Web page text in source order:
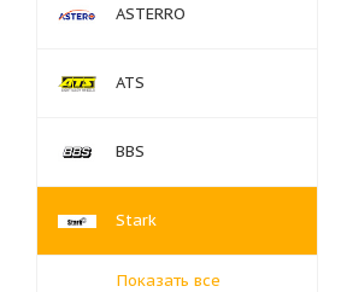
ASTERRO
ATS
BBS
Stark
Показать все